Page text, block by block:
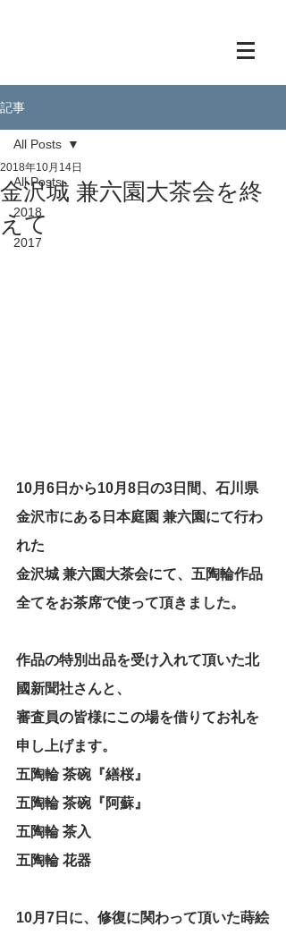
記事
All Posts
2018
2017
All Posts
金沢城 兼六園大茶会を終
えて
2018年10月14日
10月6日から10月8日の3日間、石川県
金沢市にある日本庭園 兼六園にて行わ
れた
金沢城 兼六園大茶会にて、五陶輪作品
全てをお茶席で使って頂きました。
作品の特別出品を受け入れて頂いた北
國新聞社さんと、
審査員の皆様にこの場を借りてお礼を
申し上げます。
五陶輪 茶碗『繕桜』
五陶輪 茶碗『阿蘇』
五陶輪 茶入
五陶輪 花器
10月7日に、修復に関わって頂いた蒔絵